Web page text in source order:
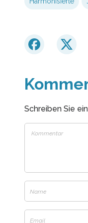
Schreiben Sie